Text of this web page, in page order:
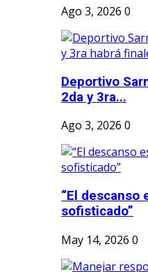
Ago 3, 2026 0
Deportivo
2da y 3ra...
Ago 3, 2026 0
“El descanso
sofisticado”
May 14, 2026 0